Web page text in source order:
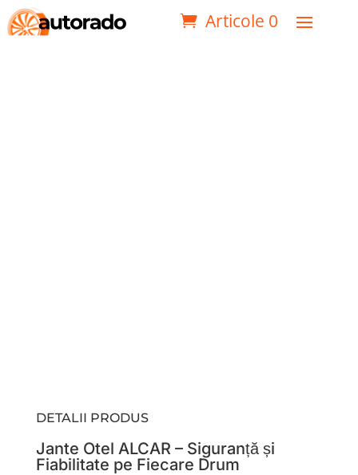
Articole 0
DETALII PRODUS
Jante Otel ALCAR – Siguranță și
Fiabilitate pe Fiecare Drum